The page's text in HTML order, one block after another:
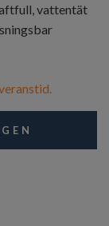
vattentät